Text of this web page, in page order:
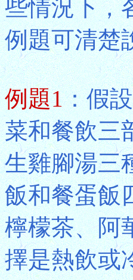
些情況下，
例題可清楚
例題1：假
菜和餐飲三
生雞腳湯三
飯和餐蛋飯
檸檬茶、阿
擇是熱飲或